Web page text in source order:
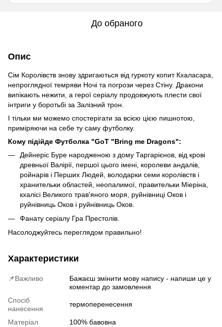
До обраного
Опис
Сім Королівств знову здригаються від гуркоту копит Кхаласара,
непроглядної темряви Ночі та погрози через Стіну. Дракони
випікають нежити, а герої серіалу продовжують плести свої
інтриги у боротьбі за Залізний трон.
І тільки ми можемо спостерігати за всією цією пишнотою,
приміряючи на себе ту саму футболку.
Кому підійде Футболка "GoT "Bring me Dragons":
Дейнеріс Буре народженою з дому Таргарієнов, від крові
древньої Валірії, першої цього імені, королеви андалів,
ройнарів і Перших Людей, володарки семи королівств і
хранительки областей, неопалимої, правительки Міеріна,
кхалісі Великого трав'яного моря, руйнівниці Оков і
руйнівниць Оков і руйнівниць Оков.
Фанату серіалу Гра Престолів.
Насолоджуйтесь переглядом правильно!
Характеристики
📌Важливо
Бажаєш змінити мову напису - напиши це у
коментар до замовлення
Спосіб
нанесення
термоперенесення
Матеріал
100% бавовна